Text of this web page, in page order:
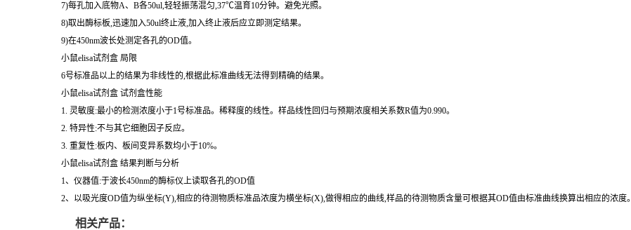
7)每孔加入底物A、B各50ul,轻轻振荡混匀,37℃温育10分钟。避免光照。
8)取出酶标板,迅速加入50ul终止液,加入终止液后应立即测定结果。
9)在450nm波长处测定各孔的OD值。
小鼠elisa试剂盒 局限
6号标准品以上的结果为非线性的,根据此标准曲线无法得到精确的结果。
小鼠elisa试剂盒 试剂盒性能
1. 灵敏度:最小的检测浓度小于1号标准品。稀释度的线性。样品线性回归与预期浓度相关系数R值为0.990。
2. 特异性:不与其它细胞因子反应。
3. 重复性:板内、板间变异系数均小于10%。
小鼠elisa试剂盒 结果判断与分析
1、仪器值:于波长450nm的酶标仪上读取各孔的OD值
2、以吸光度OD值为纵坐标(Y),相应的待测物质标准品浓度为横坐标(X),做得相应的曲线,样品的待测物质含量可根据其OD值由标准曲线换算出相应的浓度。
相关产品：